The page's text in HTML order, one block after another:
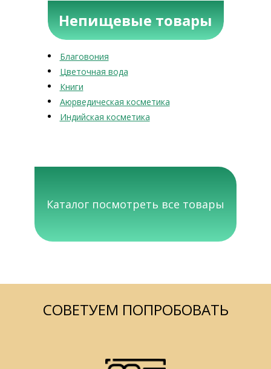
Непищевые товары
Благовония
Цветочная вода
Книги
Аюрведическая косметика
Индийская косметика
Каталог посмотреть все товары
СОВЕТУЕМ ПОПРОБОВАТЬ